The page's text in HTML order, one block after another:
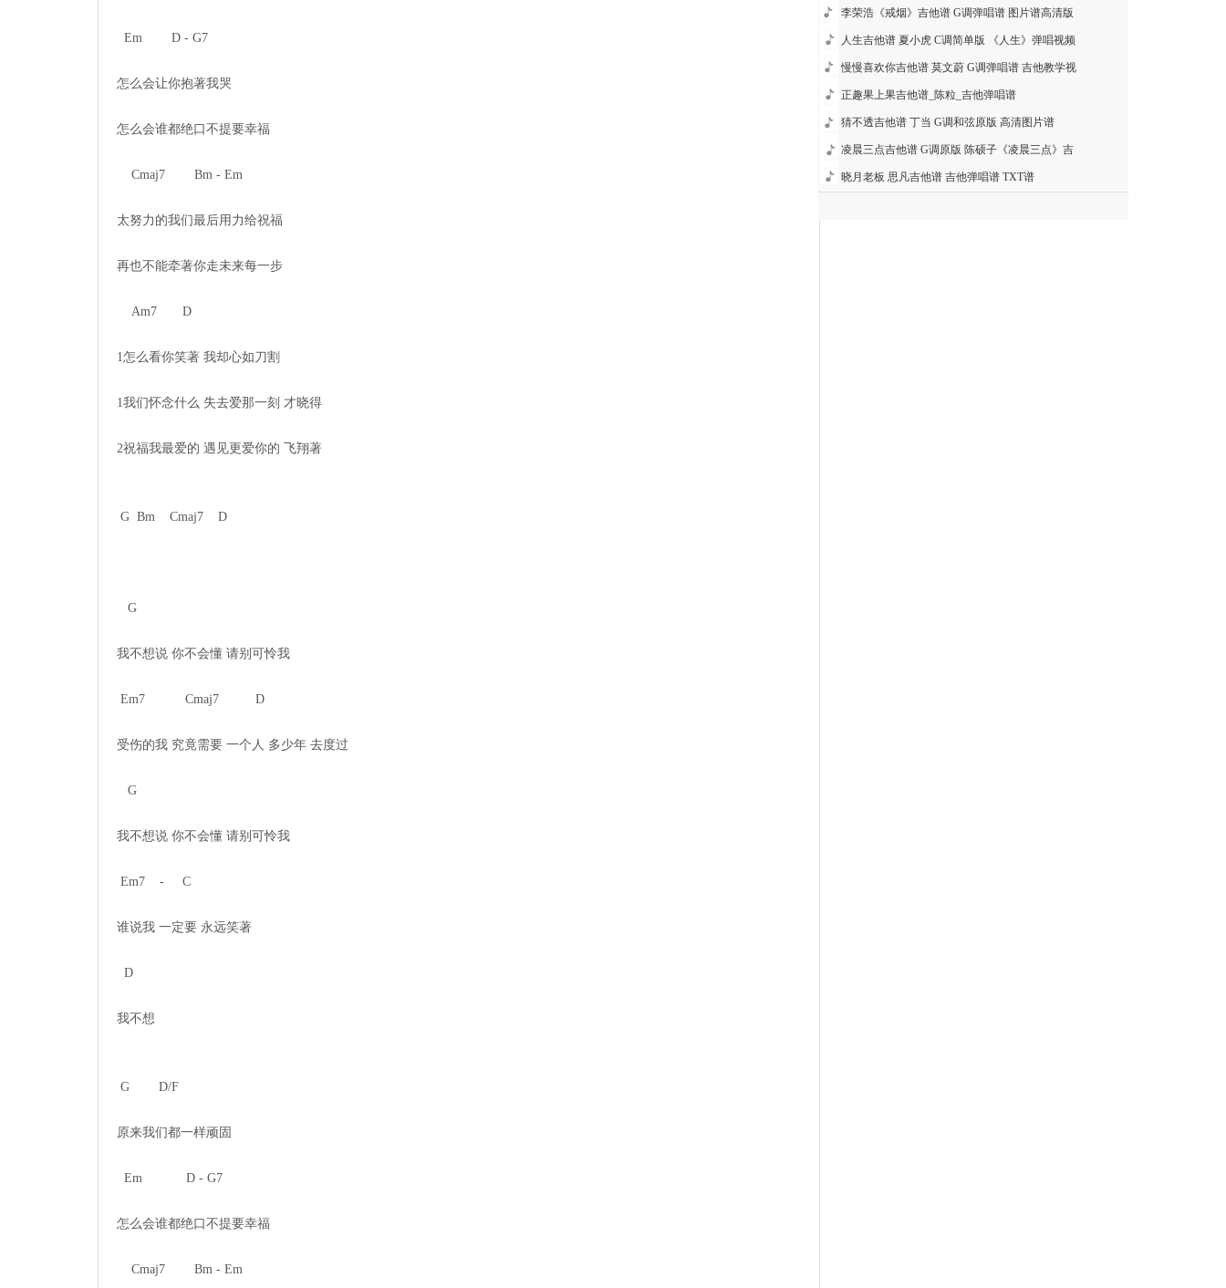
  Em        D - G7
怎么会让你抱著我哭
怎么会谁都绝口不提要幸福
    Cmaj7        Bm - Em
太努力的我们最后用力给祝福
再也不能牵著你走未来每一步
    Am7       D
1怎么看你笑著 我却心如刀割
1我们怀念什么 失去爱那一刻 才晓得
2祝福我最爱的 遇见更爱你的 飞翔著
G  Bm    Cmaj7    D
   G
我不想说 你不会懂 请别可怜我
Em7           Cmaj7          D
受伤的我 究竟需要 一个人 多少年 去度过
   G
我不想说 你不会懂 请别可怜我
Em7    -     C
谁说我 一定要 永远笑著
  D
我不想
G        D/F
原来我们都一样顽固
  Em            D - G7
怎么会谁都绝口不提要幸福
    Cmaj7        Bm - Em
李荣浩《戒烟》吉他谱 G调弹唱谱 图片谱高清版
人生吉他谱 夏小虎 C调简单版 《人生》弹唱视频
慢慢喜欢你吉他谱 莫文蔚 G调弹唱谱 吉他教学视
正趣果上果吉他谱_陈粒_吉他弹唱谱
猜不透吉他谱 丁当 G调和弦原版 高清图片谱
凌晨三点吉他谱 G调原版 陈硕子《凌晨三点》吉
晓月老板 思凡吉他谱 吉他弹唱谱 TXT谱